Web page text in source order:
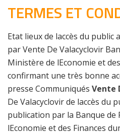
TERMES ET
Etat lieux de laccès du public
par Vente De Valacyclovir
Ministère de lEconomie et
confirmant une très bonne
presse Communiqués Vente
De Valacyclovir de laccès du
publication par la Banque de
lEconomie et des Finances